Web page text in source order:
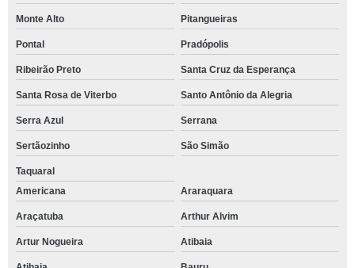
Monte Alto Pitangueiras
Pontal Pradópolis
Ribeirão Preto Santa Cruz da Esperança
Santa Rosa de Viterbo Santo Antônio da Alegria
Serra Azul Serrana
Sertãozinho São Simão
Taquaral
Americana
Araraquara
Araçatuba Arthur Alvim
Artur Nogueira Atibaia